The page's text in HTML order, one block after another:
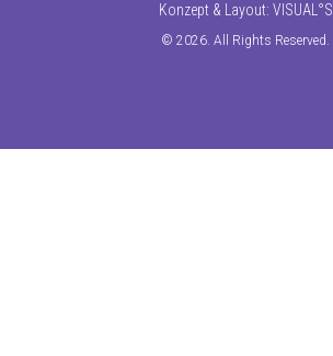
Konzept & Layout: VISUAL°S
© 2026. All Rights Reserved.